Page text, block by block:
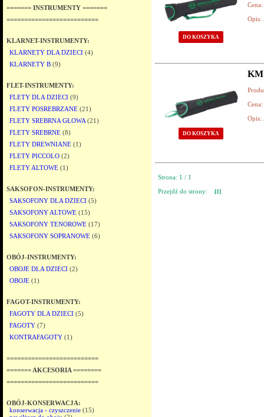
======= INSTRUMENTY =======
==========================
KLARNET-INSTRUMENTY:
KLARNETY DLA DZIECI (4)
KLARNETY B (9)
FLET-INSTRUMENTY:
FLETY DLA DZIECI (9)
FLETY POSREBRZANE (21)
FLETY SREBRNA GŁOWA (21)
FLETY SREBRNE (8)
FLETY DREWNIANE (1)
FLETY PICCOLO (2)
FLETY ALTOWE (1)
SAKSOFON-INSTRUMENTY:
SAKSOFONY DLA DZIECI (5)
SAKSOFONY ALTOWE (15)
SAKSOFONY TENOROWE (17)
SAKSOFONY SOPRANOWE (6)
OBÓJ-INSTRUMENTY:
OBOJE DLA DZIECI (2)
OBOJE (1)
FAGOT-INSTRUMENTY:
FAGOTY DLA DZIECI (5)
FAGOTY (7)
KONTRAFAGOTY (1)
==========================
======= AKCESORIA ========
==========================
OBÓJ-KONSERWACJA:
konserwacja - czyszczenie (15)
DO KOSZYKA
Cena:
Opis:
DO KOSZYKA
KM
Cena:
Opis:
Strona: 1 / 1
Przejdź do strony:
[1]